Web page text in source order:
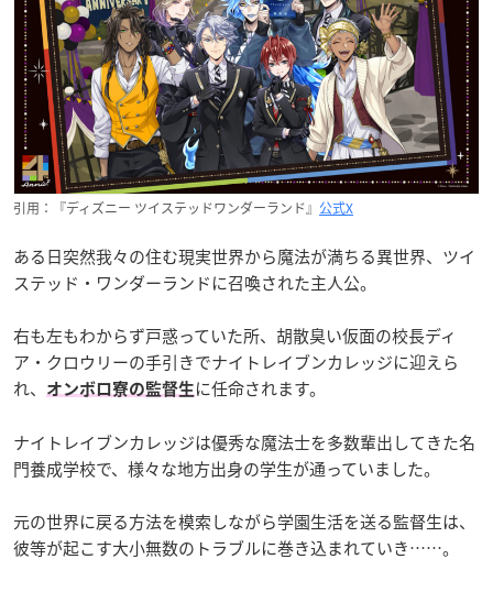
引用：『ディズニー ツイステッドワンダーランド』 公式X
ある日突然我々の住む現実世界から魔法が満ちる異世界、ツイ
ステッド・ワンダーランドに召喚された主人公。
右も左もわからず戸惑っていた所、胡散臭い仮面の校長ディ
ア・クロウリーの手引きでナイトレイブンカレッジに迎えら
れ、
オンボロ寮の監督生 に任命されます。
ナイトレイブンカレッジは優秀な魔法士を多数輩出してきた名
門養成学校で、様々な地方出身の学生が通っていました。
元の世界に戻る方法を模索しながら学園生活を送る監督生は、
彼等が起こす大小無数のトラブルに巻き込まれていき……。